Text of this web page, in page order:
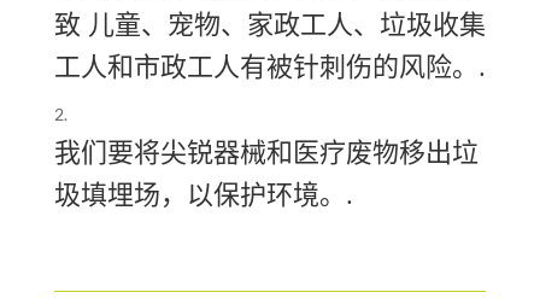
致 儿童、宠物、家政工人、垃圾收集
工人和市政工人有被针刺伤的风险。.
我们要将尖锐器械和医疗废物移出垃
圾填埋场，以保护环境。.